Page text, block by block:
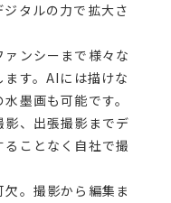
タルの力で拡大さ
ンシーまで様々な
す。AIには描けな
墨画も可能です。
、出張撮影までデ
ことなく自社で撮
。撮影から編集ま